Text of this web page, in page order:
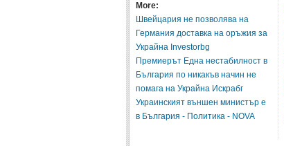
More:
Швейцария не позволява на
Германия доставка на оръжия за
Украйна Investorbg
Премиерът Една нестабилност в
България по никакъв начин не
помага на Украйна Искрабг
Украинският външен министър е
в България - Политика - NOVA